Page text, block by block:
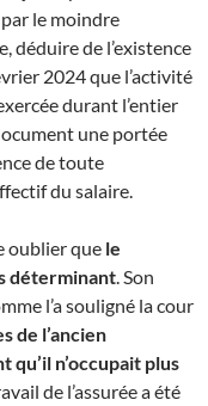
le moindre
déduire de l’existence
2024 que l’activité
durant l’entier
une portée
de toute
du salaire.
oublier que le
déterminant . Son
l’a souligné la cour
de l’ancien
n’occupait plus
de l’assurée a été